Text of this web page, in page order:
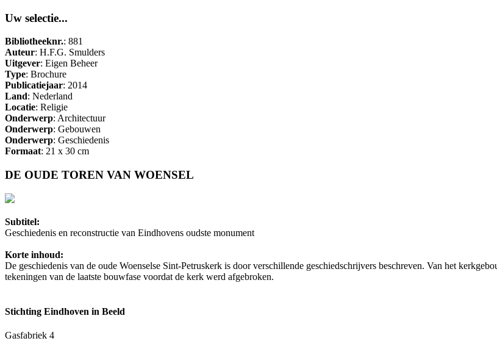
Uw selectie...
Bibliotheeknr.: 881
Auteur: H.F.G. Smulders
Uitgever: Eigen Beheer
Type: Brochure
Publicatiejaar: 2014
Land: Nederland
Locatie: Religie
Onderwerp: Architectuur
Onderwerp: Gebouwen
Onderwerp: Geschiedenis
Formaat: 21 x 30 cm
DE OUDE TOREN VAN WOENSEL
Subtitel:
Geschiedenis en reconstructie van Eindhovens oudste monument
Korte inhoud:
De geschiedenis van de oude Woenselse Sint-Petruskerk is door verschillende geschiedschrijvers beschreven. Van het
tekeningen van de laatste bouwfase voordat de kerk werd afgebroken.
Stichting Eindhoven in Beeld
Gasfabriek 4